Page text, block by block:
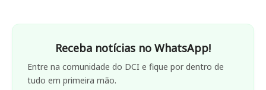
Receba notícias no WhatsApp!
Entre na comunidade do DCI e fique por dentro de
tudo em primeira mão.